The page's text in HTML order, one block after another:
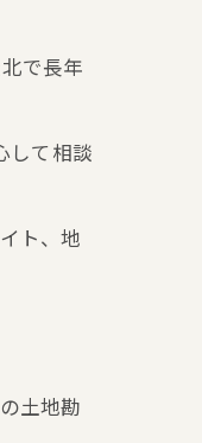
で長年
して相談
ト、地
土地勘